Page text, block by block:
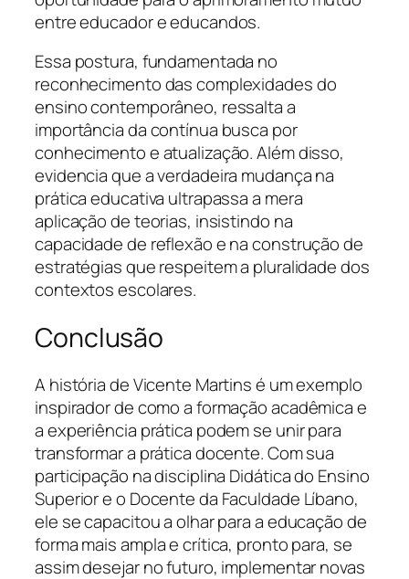
entre educador e educandos.
Essa postura, fundamentada no
reconhecimento das complexidades do
ensino contemporâneo, ressalta a
importância da contínua busca por
conhecimento e atualização. Além disso,
evidencia que a verdadeira mudança na
prática educativa ultrapassa a mera
aplicação de teorias, insistindo na
capacidade de reflexão e na construção de
estratégias que respeitem a pluralidade dos
contextos escolares.
Conclusão
A história de Vicente Martins é um exemplo
inspirador de como a formação acadêmica e
a experiência prática podem se unir para
transformar a prática docente. Com sua
participação na disciplina Didática do Ensino
Superior e o Docente da Faculdade Líbano,
ele se capacitou a olhar para a educação de
forma mais ampla e crítica, pronto para, se
assim desejar no futuro, implementar novas